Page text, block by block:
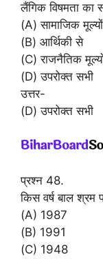
लैंगिक विषमता का
(A) सामाजिक
(B) आर्थिकी से
(C) राजनैतिक
(D) उपरोक्त सभी
उत्तर-
(D) उपरोक्त सभी
प्रश्न 48.
किस वर्ष बाल श्रम
(A) 1987
(B) 1991
(C) 1948